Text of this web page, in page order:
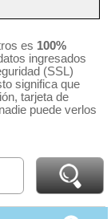
es 100%
ingresados
(SSL)
significa que
tarjeta de
puede verlos